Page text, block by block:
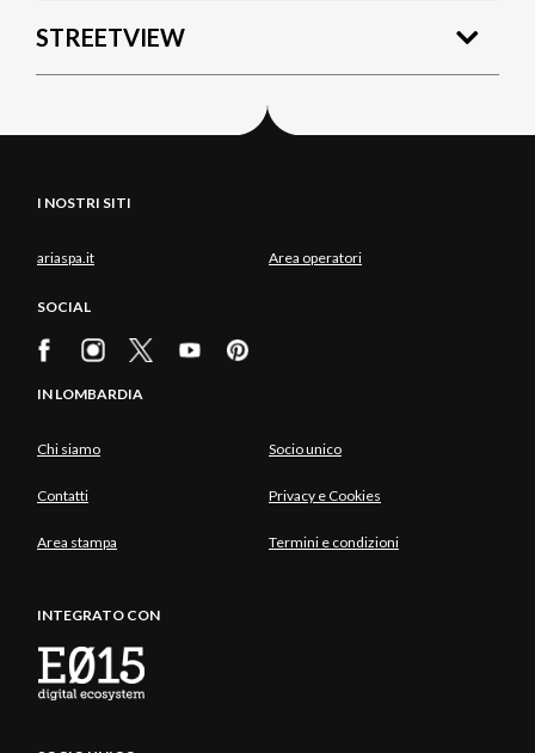
STREETVIEW
I NOSTRI SITI
ariaspa.it Area operatori
SOCIAL
IN LOMBARDIA
Chi siamo Socio unico
Contatti Privacy e Cookies
Area stampa Termini e condizioni
INTEGRATO CON